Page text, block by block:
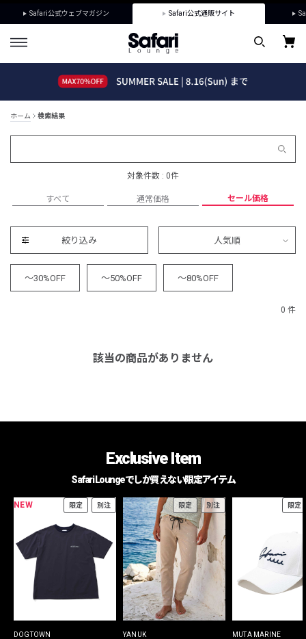
Safari公式ウェブマガジン Safari公式通販サイト
ホーム 検索結果
対象件数 : 0件
すべて 通常価格 セール価格
絞り込み 人気順
～30%OFF ～50%OFF ～80%OFF
0 件
該当の商品がありません
Exclusive Item
Safari Loungeでしか買えない限定アイテム
NEW 限定 別注
DOGTOWN
限定 別注
YANUK
限定
MUTA MARINE